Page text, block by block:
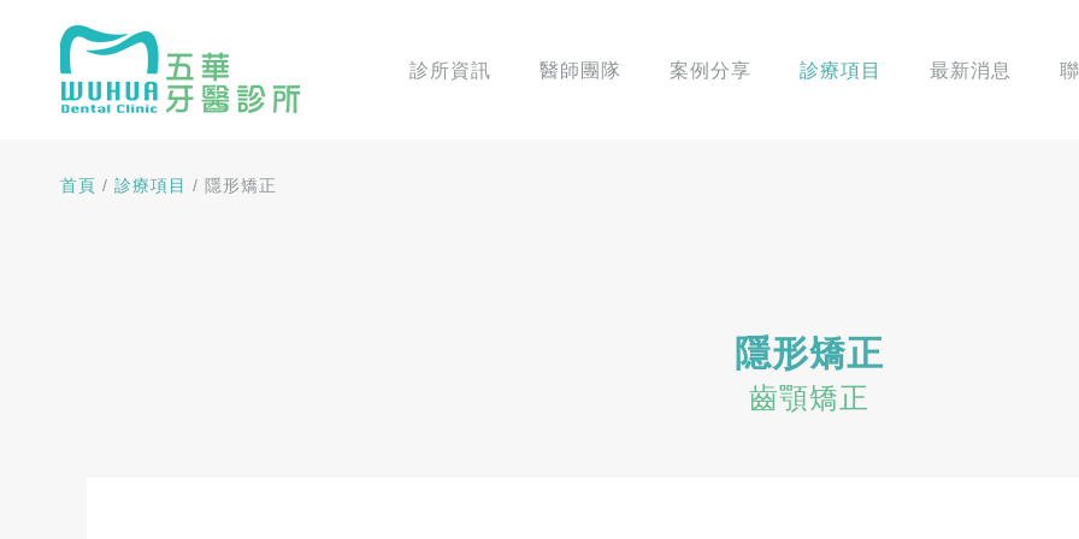
診所資訊 醫師團隊 案例分享 診療項目 最新消息
首頁 / 診療項目 / 隱形矯正
隱形矯正
齒顎矯正